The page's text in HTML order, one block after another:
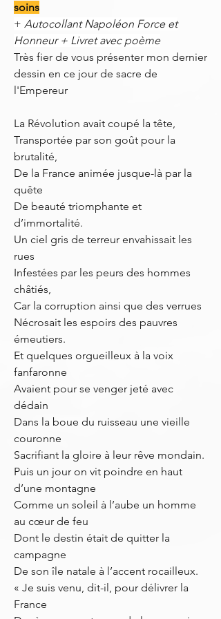
soins
+ Autocollant Napoléon Force et
Honneur + Livret avec poème
Très fier de vous présenter mon dernier
dessin en ce jour de sacre de
l'Empereur
La Révolution avait coupé la tête,
Transportée par son goût pour la
brutalité,
De la France animée jusque-là par la
quête
De beauté triomphante et
d’immortalité.
Un ciel gris de terreur envahissait les
rues
Infestées par les peurs des hommes
châtiés,
Car la corruption ainsi que des verrues
Nécrosait les espoirs des pauvres
émeutiers.
Et quelques orgueilleux à la voix
fanfaronne
Avaient pour se venger jeté avec
dédain
Dans la boue du ruisseau une vieille
couronne
Sacrifiant la gloire à leur rêve mondain.
Puis un jour on vit poindre en haut
d’une montagne
Comme un soleil à l’aube un homme
au cœur de feu
Dont le destin était de quitter la
campagne
De son île natale à l’accent rocailleux.
« Je suis venu, dit-il, pour délivrer la
France